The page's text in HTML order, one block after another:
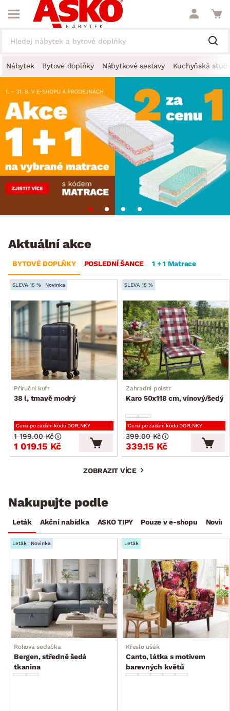
Nábytek Bytové doplňky Nábytkové sestavy Kuchyňská
Aktuální akce
BYTOVÉ DOPLŇKY POSLEDNÍ ŠANCE 1 + 1 Matrace
SLEVA 15 % Novinka
Příruční kufr
38 l, tmavě modrý
Cena po zadání kódu DOPLNKY
1 019.15 Kč
1 199.00 Kč
SLEVA 15 %
Zahradní polstr
Karo 50x118 cm, vínový/šedý
Cena po zadání kódu DOPLNKY
339.15 Kč
399.00 Kč
ZOBRAZIT VÍCE
Nakupujte podle
Leták Akční nabídka ASKO TIPY Pouze v e-shopu
Leták Novinka
Rohová sedačka
Bergen, středně šedá
tkanina
Leták
Křeslo ušák
Canto, látka s motivem
barevných květů